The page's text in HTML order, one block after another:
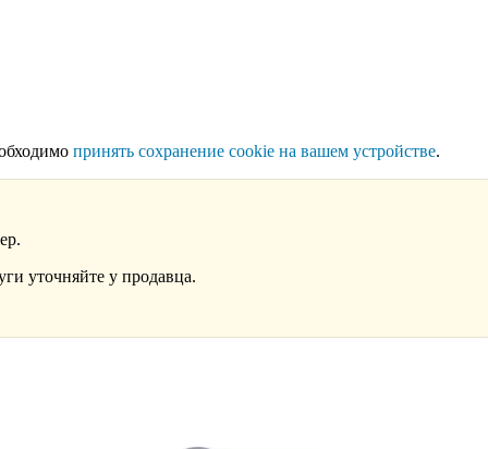
принять сохранение cookie на вашем устройстве.
уточняйте у продавца.